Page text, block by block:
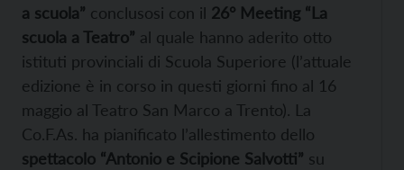
a scuola” conclusosi con il 26° Meeting “La
scuola a Teatro” al quale hanno aderito otto
istituti provinciali di Scuola Superiore (l’attuale
edizione è in corso in questi giorni fino al 16
maggio al Teatro San Marco a Trento). La
Co.F.As. ha pianificato l’allestimento dello
spettacolo “Antonio e Scipione Salvotti” su